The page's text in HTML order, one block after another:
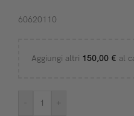
60620110
Aggiungi altri 150,00 € al
- +